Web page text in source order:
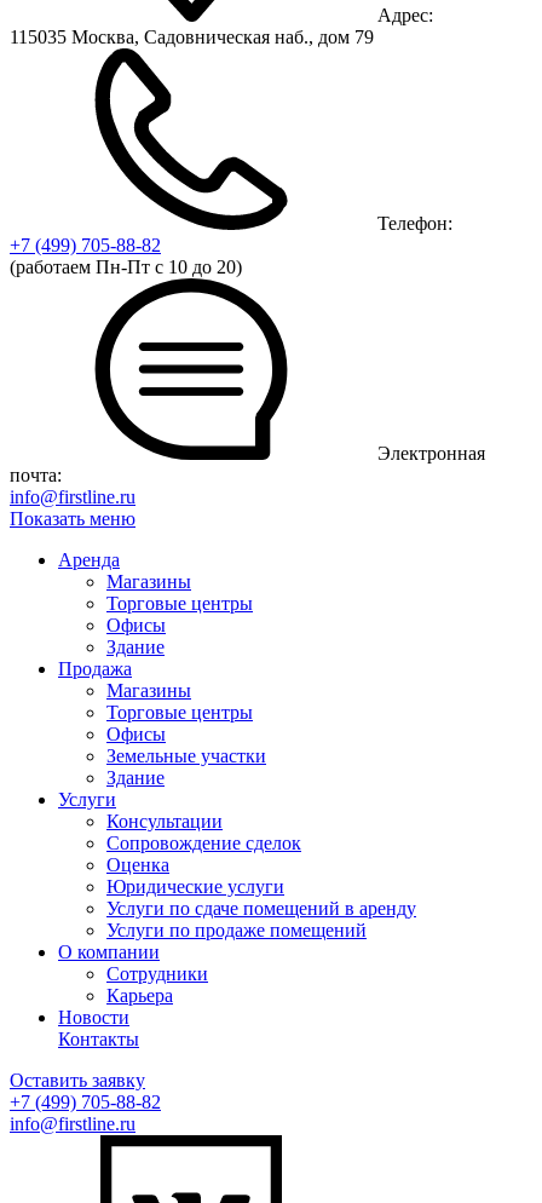
Адрес:
115035 Москва, Садовническая наб., дом 79
Телефон:
+7 (499) 705-88-82
(работаем Пн-Пт с 10 до 20)
Электронная
почта:
info@firstline.ru
Показать меню
Аренда
Магазины
Торговые центры
Офисы
Здание
Продажа
Магазины
Торговые центры
Офисы
Земельные участки
Здание
Услуги
Консультации
Сопровождение сделок
Оценка
Юридические услуги
Услуги по сдаче помещений в аренду
Услуги по продаже помещений
О компании
Сотрудники
Карьера
Новости
Контакты
Оставить заявку
+7 (499) 705-88-82
info@firstline.ru